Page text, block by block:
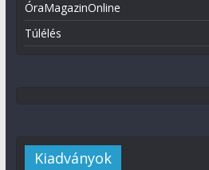
ÓraMagazinOnline
Túlélés
Kiadványok